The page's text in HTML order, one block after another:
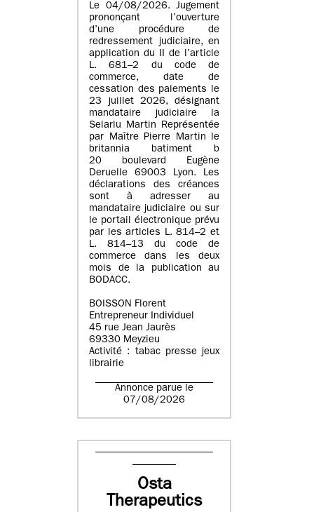
Le 04/08/2026. Jugement
prononçant l’ouverture
d’une procédure de
redressement judiciaire, en
application du II de l’article
L. 681–2 du code de
commerce, date de
cessation des paiements le
23 juillet 2026, désignant
mandataire judiciaire la
Selarlu Martin Représentée
par Maître Pierre Martin le
britannia batiment b
20 boulevard Eugène
Deruelle 69003 Lyon. Les
déclarations des créances
sont à adresser au
mandataire judiciaire ou sur
le portail électronique prévu
par les articles L. 814–2 et
L. 814–13 du code de
commerce dans les deux
mois de la publication au
BODACC.
BOISSON Florent
Entrepreneur Individuel
45 rue Jean Jaurès
69330 Meyzieu
Activité : tabac presse jeux
librairie
Annonce parue le
07/08/2026
Osta
Therapeutics